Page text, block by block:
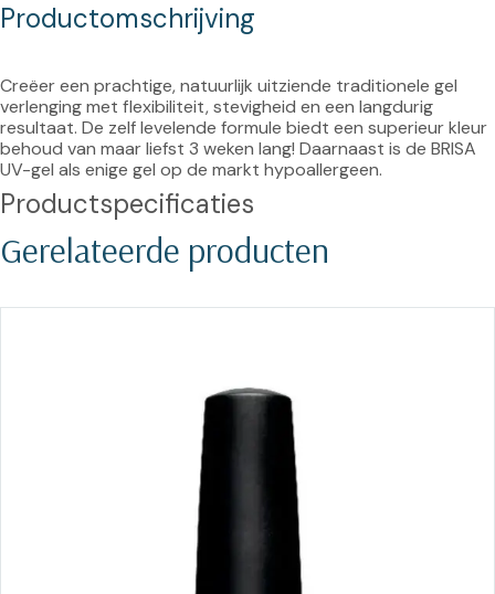
Productomschrijving
Creëer een prachtige, natuurlijk uitziende traditionele gel
verlenging met flexibiliteit, stevigheid en een langdurig
resultaat. De zelf levelende formule biedt een superieur kleur
behoud van maar liefst 3 weken lang! Daarnaast is de BRISA
UV-gel als enige gel op de markt hypoallergeen.
Productspecificaties
Gerelateerde producten